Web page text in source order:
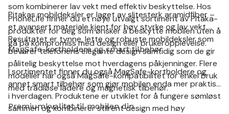
som kombinerer lav vekt med effektiv beskyttelse. Hos
PhoneLife finner du et nøye utvalgt sortiment av Pitaka-
produkter for deg som ønsker å beskytte mobilen uten å
gå på kompromiss med design eller brukeropplevelse.
Pitakas mobildeksler er laget av slitesterk aramidfiber –
et avansert materiale kjent for høy styrke og lav vekt.
Resultatet er tynne, lette og robuste mobildeksler som
bevarer telefonens elegante design samtidig som de gir
pålitelig beskyttelse mot hverdagens påkjenninger. Flere
modeller har også MagSafe-kompatibilitet for enkel bruk
med trådløse ladere og magnetisk tilbehør.
MagSafe-kortholdere og smart tilbehør
I sortimentet finner du også MagSafe-kortholdere og
annet smart tilbehør som gjør mobilen enda mer praktisk
i hverdagen. Produktene er utviklet for å fungere sømløst
sammen og kombinerer stilrent design med høy
Premiumkvalitet til mobilen din